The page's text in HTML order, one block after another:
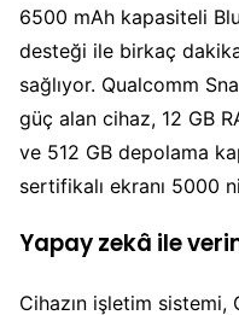
6500 mAh kapasiteli
desteği ile birkaç
sağlıyor. Qualcomm
güç alan cihaz, 12 GB
ve 512 GB depolama
sertifikalı ekranı 5000
Yapay zekâ ile
Cihazın işletim